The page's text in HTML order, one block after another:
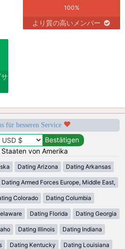
100%
より質の高いメンバー
für besseren Service
von Amerika
Dating Arizona Dating Arkansas
Dating Armed Forces Europe, Middle East,
Colorado Dating Columbia
Dating Florida Dating Georgia
Dating Illinois Dating Indiana
Dating Kentucky Dating Louisiana